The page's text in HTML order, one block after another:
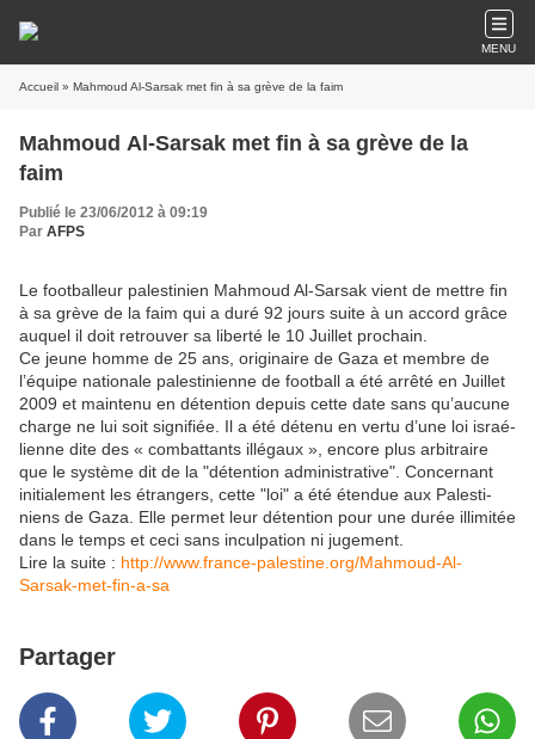
MENU
Accueil » Mahmoud Al-​​Sarsak met fin à sa grève de la faim
Mahmoud Al-​​Sarsak met fin à sa grève de la
faim
Publié le 23/06/2012 à 09:19
Par AFPS
Le foot­balleur pales­tinien Mahmoud Al-​​Sarsak vient de mettre fin
à sa grève de la faim qui a duré 92 jours suite à un accord grâce
auquel il doit retrouver sa liberté le 10 Juillet pro­chain.
Ce jeune homme de 25 ans, ori­gi­naire de Gaza et membre de
l’équipe nationale pales­ti­nienne de football a été arrêté en Juillet
2009 et maintenu en détention depuis cette date sans qu’aucune
charge ne lui soit signifiée. Il a été détenu en vertu d’une loi israé­
lienne dite des « com­bat­tants illégaux », encore plus arbi­traire
que le système dit de la "détention admi­nis­trative". Concernant
ini­tia­lement les étrangers, cette "loi" a été étendue aux Pales­ti­
niens de Gaza. Elle permet leur détention pour une durée illi­mitée
dans le temps et ceci sans incul­pation ni jugement.
Lire la suite : http://www.france-palestine.org/Mahmoud-Al-
Sarsak-met-fin-a-sa
Partager